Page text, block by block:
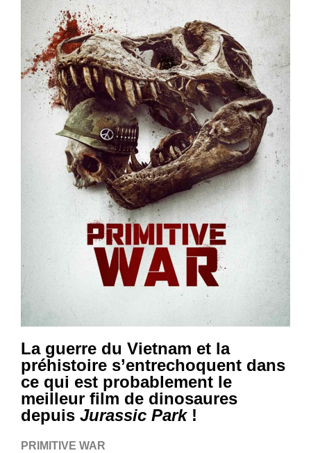
La guerre du Vietnam et la
préhistoire s’entrechoquent dans
ce qui est probablement le
meilleur film de dinosaures
depuis Jurassic Park !
PRIMITIVE WAR